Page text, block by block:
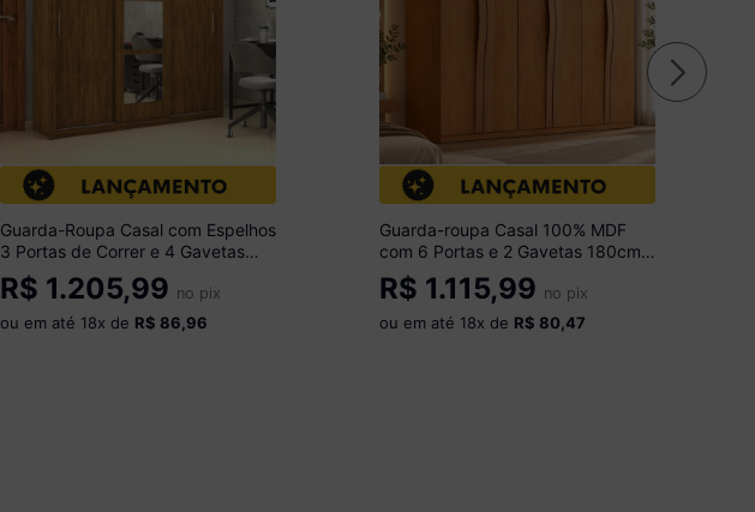
Guarda-Roupa Casal com Espelhos
3 Portas de Correr e 4 Gavetas
186cm Multimóveis CR35572
Madeirado
R$ 1.205,99 no pix
ou em até 18x de R$ 86,96
Guarda-roupa Casal 100% MDF
com 6 Portas e 2 Gavetas 180cm
Multimóveis CR35523 Madeirado
R$ 1.115,99 no pix
ou em até 18x de R$ 80,47